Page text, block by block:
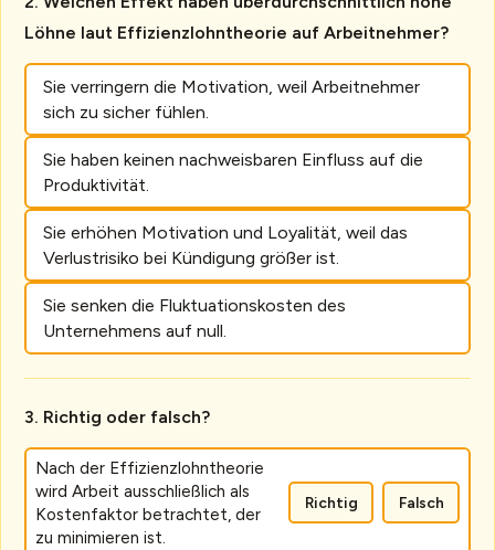
Löhne laut Effizienzlohntheorie auf Arbeitnehmer?
Sie verringern die Motivation, weil Arbeitnehmer
sich zu sicher fühlen.
Sie haben keinen nachweisbaren Einfluss auf die
Produktivität.
Sie erhöhen Motivation und Loyalität, weil das
Verlustrisiko bei Kündigung größer ist.
Sie senken die Fluktuationskosten des
Unternehmens auf null.
Richtig oder falsch?
Nach der Effizienzlohntheorie
wird Arbeit ausschließlich als
Kostenfaktor betrachtet, der
zu minimieren ist.
Richtig Falsch